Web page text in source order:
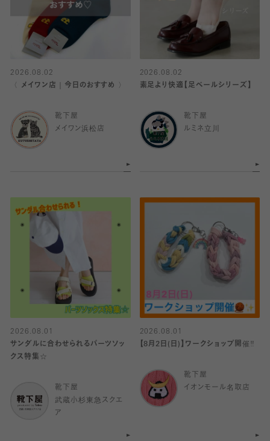
2026.08.02
〈 メイワン店｜今日のおすすめ 〉
靴下屋
メイワン浜松店
2026.08.02
素足より快適【足ベールシリーズ】
靴下屋
ルミネ立川
2026.08.01
サンダルに合わせられるパーツソッ
クス特集☆
靴下屋
武蔵小杉東急スクエ
ア
2026.08.01
【8月2日(日)】ワークショップ開催‼️
靴下屋
イオンモール名取店